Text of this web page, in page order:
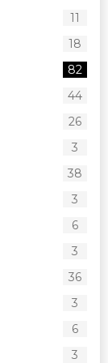
11
18
82
44
26
3
38
3
6
3
36
3
6
3